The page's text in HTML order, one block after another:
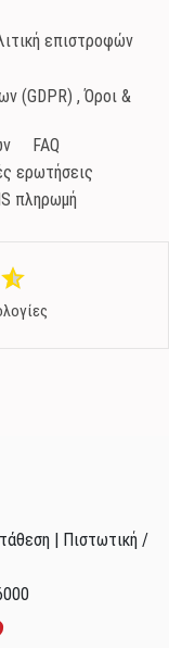
επιστροφών
(GDPR) , Όροι &
FAQ
ερωτήσεις
πληρωμή
| Πιστωτική /